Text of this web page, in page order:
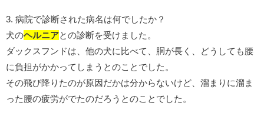
3. 病院で診断された病名は何でしたか？
犬のヘルニアとの診断を受けました。
ダックスフンドは、他の犬に比べて、胴が長く、どうしても腰
に負担がかかってしまうとのことでした。
その飛び降りたのが原因だかは分からないけど、溜まりに溜ま
った腰の疲労がでたのだろうとのことでした。